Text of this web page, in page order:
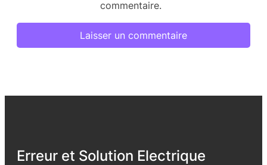
commentaire.
Erreur et Solution Electrique